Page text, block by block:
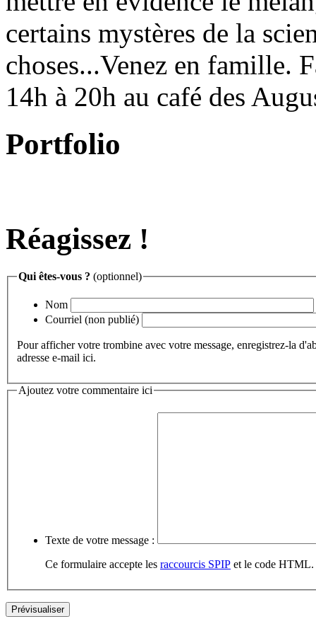
certains mystères de la
choses...Venez en famille.
14h à 20h au café des
Portfolio
Réagissez !
Qui êtes-vous ? (optionnel)
Nom
Courriel (non publié)
Pour afficher votre trombine avec votre message, enregistrez-la
adresse e-mail ici.
Ajoutez votre commentaire ici
Texte de votre message :
Ce formulaire accepte les raccourcis SPIP et le code HTML.